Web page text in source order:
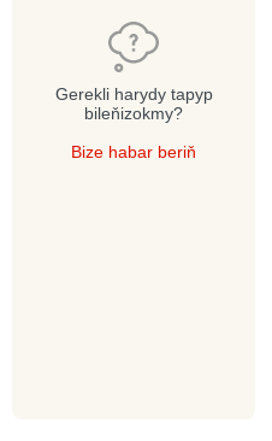
Gerekli harydy tapyp
bileňizokmy?
Bize habar beriň